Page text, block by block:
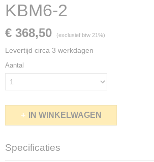
KBM6-2
€ 368,50 (exclusief btw 21%)
Levertijd circa 3 werkdagen
Aantal
IN WINKELWAGEN
Specificaties